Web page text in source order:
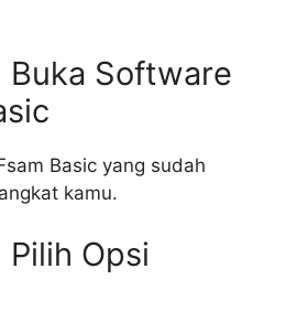
Buka Software
Basic yang sudah
kamu.
Opsi